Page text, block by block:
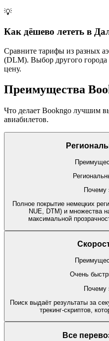
💡
Как дёшево лететь в
Сравните тарифы из разных
(DLM). Выбор другого города
цену.
Преимущества
Что делает Bookngo лучшим
авиабилетов.
Почему
Полное покрытие немецких
NUE, DTM) и множества
максимальной
Очень
Почему
Поиск выдаёт результаты за
трекинг-скриптов,
Все